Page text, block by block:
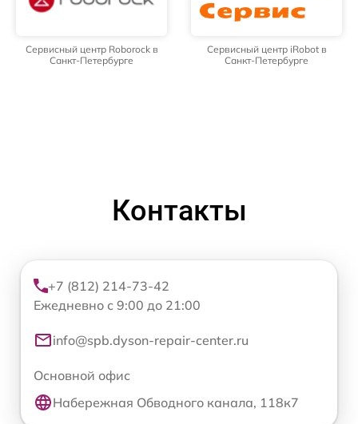
Сервисный центр Roborock в
Санкт-Петербурге
Сервисный центр iRobot в
Санкт-Петербурге
Контакты
+7 (812) 214-73-42
Ежедневно с 9:00 до 21:00
info@spb.dyson-repair-center.ru
Основной офис
Набережная Обводного канала, 118к7